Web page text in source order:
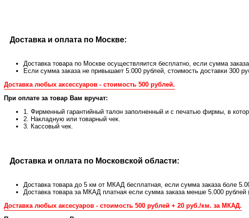
Доставка и оплата по Москве:
Доставка товара по Москве осуществляится бесплатно, если сумма
Если сумма заказа не привышает 5.000 рублей, стоимость доставки 300
Доставка любых аксессуаров - стоимость 500 рублей.
При оплате за товар Вам вручат:
1. Фирменный гарантийный талон заполненный и с печатью фирмы, в
2. Накладную или товарный чек.
3. Кассовый чек.
Доставка и оплата по Московской области:
Доставка товара до 5 км от МКАД бесплатная, если сумма заказа боле
Доставка товара за МКАД платная если сумма заказа менше 5.000
Доставка любых аксесуаров - стоимость 500 рублей + 20 руб./км. за МКАД.